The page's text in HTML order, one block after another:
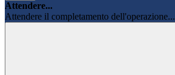
Attendere...
Attendere il completamento dell'operazione...